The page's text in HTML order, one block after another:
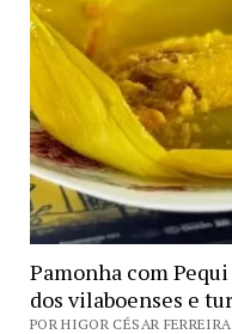
Pamonha com
dos vilaboenses e
POR HIGOR CÉSAR